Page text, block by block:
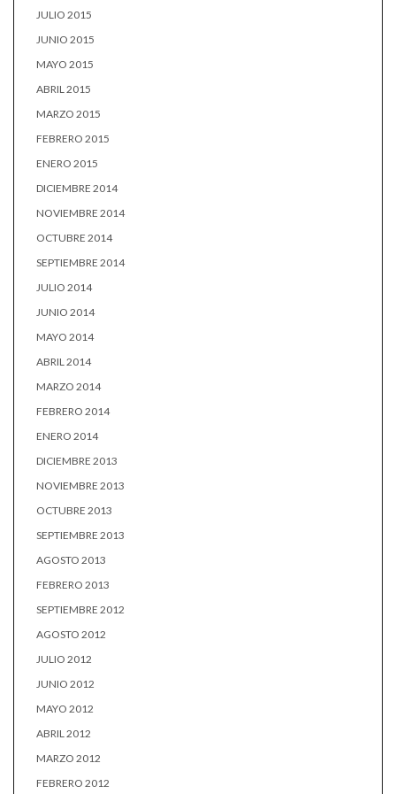
JULIO 2015
JUNIO 2015
MAYO 2015
ABRIL 2015
MARZO 2015
FEBRERO 2015
ENERO 2015
DICIEMBRE 2014
NOVIEMBRE 2014
OCTUBRE 2014
SEPTIEMBRE 2014
JULIO 2014
JUNIO 2014
MAYO 2014
ABRIL 2014
MARZO 2014
FEBRERO 2014
ENERO 2014
DICIEMBRE 2013
NOVIEMBRE 2013
OCTUBRE 2013
SEPTIEMBRE 2013
AGOSTO 2013
FEBRERO 2013
SEPTIEMBRE 2012
AGOSTO 2012
JULIO 2012
JUNIO 2012
MAYO 2012
ABRIL 2012
MARZO 2012
FEBRERO 2012